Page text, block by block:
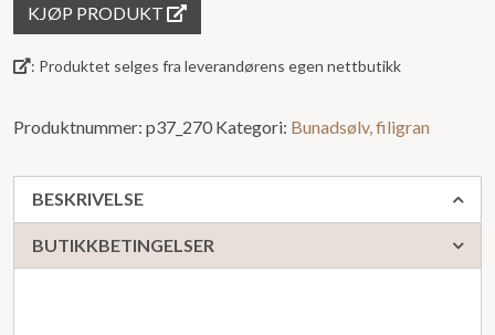
5
KJØP PRODUKT
: Produktet selges fra leverandørens egen nettbutikk
Produktnummer: p37_270 Kategori: Bunadsølv, filigran
BESKRIVELSE
BUTIKKBETINGELSER